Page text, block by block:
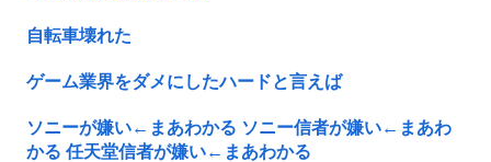
自転車壊れた
ゲーム業界をダメにしたハードと言えば
ソニーが嫌い←まあわかる ソニー信者が嫌い←まあわ
かる 任天堂信者が嫌い←まあわかる